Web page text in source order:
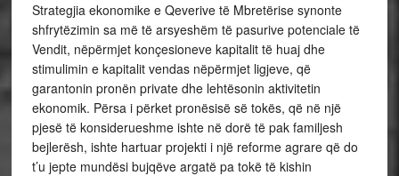
Strategjia ekonomike e Qeverive të Mbretërise synonte
shfrytëzimin sa më të arsyeshëm të pasurive potenciale të
Vendit, nëpërmjet konçesioneve kapitalit të huaj dhe
stimulimin e kapitalit vendas nëpërmjet ligjeve, që
garantonin pronën private dhe lehtësonin aktivitetin
ekonomik. Përsa i përket pronësisë së tokës, që në një
pjesë të konsiderueshme ishte në dorë të pak familjesh
bejlerësh, ishte hartuar projekti i një reforme agrare që do
t’u jepte mundësi bujqëve argatë pa tokë të kishin